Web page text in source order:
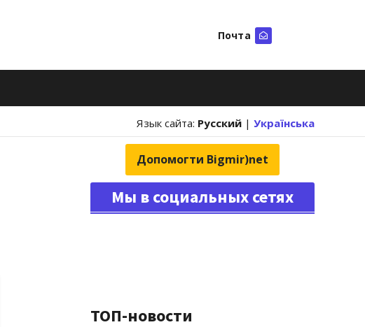
Почта
Язык сайта: Русский | Українська
Допомогти Bigmir)net
Мы в социальных сетях
ТОП-новости